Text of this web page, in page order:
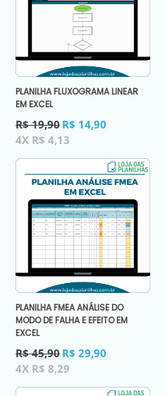
PLANILHA FLUXOGRAMA LINEAR
EM EXCEL
Preço
normal
R$ 19,90 R$ 14,90
4X R$ 4,13
PLANILHA FMEA ANÁLISE DO
MODO DE FALHA E EFEITO EM
EXCEL
Preço
normal
R$ 45,90 R$ 29,90
4X R$ 8,29